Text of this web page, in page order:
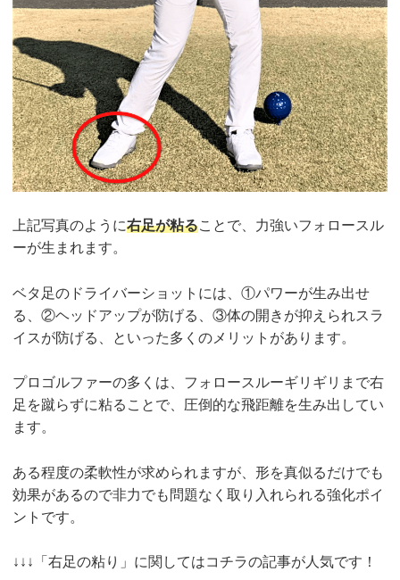
上記写真のように右足が粘ることで、力強いフォロースル
ーが生まれます。
ベタ足のドライバーショットには、①パワーが生み出せ
る、②ヘッドアップが防げる、③体の開きが抑えられスラ
イスが防げる、といった多くのメリットがあります。
プロゴルファーの多くは、フォロースルーギリギリまで右
足を蹴らずに粘ることで、圧倒的な飛距離を生み出してい
ます。
ある程度の柔軟性が求められますが、形を真似るだけでも
効果があるので非力でも問題なく取り入れられる強化ポイ
ントです。
↓↓↓「右足の粘り」に関してはコチラの記事が人気です！